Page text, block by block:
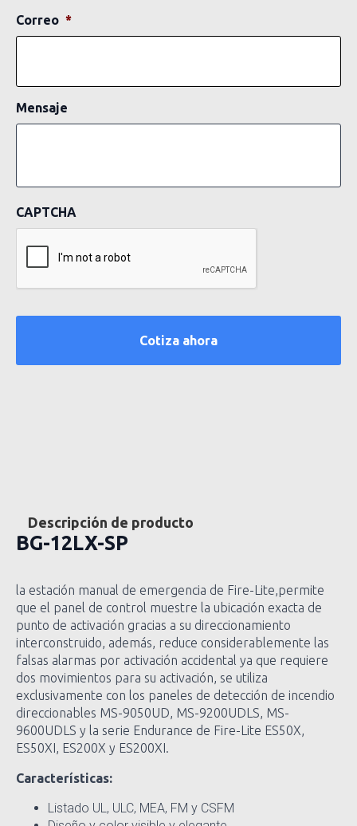
Correo *
Mensaje
CAPTCHA
Descripción de producto
BG-12LX-SP
la estación manual de emergencia de Fire-Lite,permite
que el panel de control muestre la ubicación exacta de
punto de activación gracias a su direccionamiento
interconstruido, además, reduce considerablemente las
falsas alarmas por activación accidental ya que requiere
dos movimientos para su activación, se utiliza
exclusivamente con los paneles de detección de incendio
direccionables MS-9050UD, MS-9200UDLS, MS-
9600UDLS y la serie Endurance de Fire-Lite ES50X,
ES50XI, ES200X y ES200XI.
Características:
Listado UL, ULC, MEA, FM y CSFM